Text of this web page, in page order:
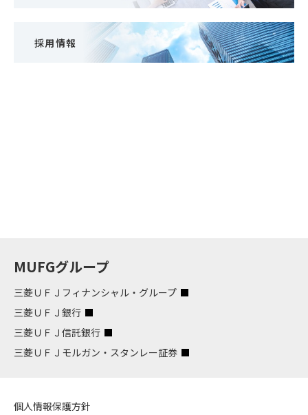
採用情報
MUFGグループ
三菱ＵＦＪフィナンシャル・グループ
三菱ＵＦＪ銀行
三菱ＵＦＪ信託銀行
三菱ＵＦＪモルガン・スタンレー証券
個人情報保護方針